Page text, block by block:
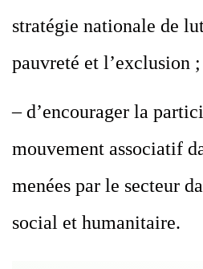
stratégie nationale de
pauvreté et l’exclusion ;
– d’encourager la
mouvement associatif
menées par le secteur
social et humanitaire.